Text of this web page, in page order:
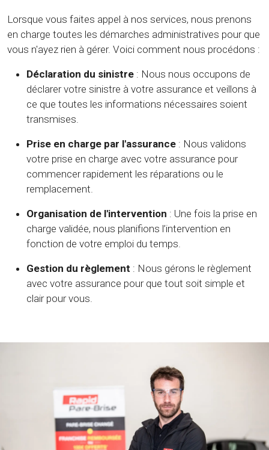
Lorsque vous faites appel à nos services, nous prenons
en charge toutes les démarches administratives pour que
vous n'ayez rien à gérer. Voici comment nous procédons :
Déclaration du sinistre : Nous nous occupons de
déclarer votre sinistre à votre assurance et veillons à
ce que toutes les informations nécessaires soient
transmises.
Prise en charge par l'assurance : Nous validons
votre prise en charge avec votre assurance pour
commencer rapidement les réparations ou le
remplacement.
Organisation de l'intervention : Une fois la prise en
charge validée, nous planifions l’intervention en
fonction de votre emploi du temps.
Gestion du règlement : Nous gérons le règlement
avec votre assurance pour que tout soit simple et
clair pour vous.